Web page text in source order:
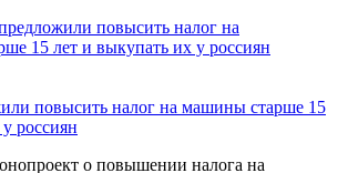
повысить налог на машины старше 15
россиян
о повышении налога на